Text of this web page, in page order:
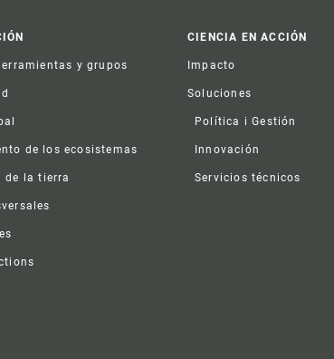
y grupos
de los ecosistemas
de la tierra
CIENCIA EN ACCIÓN
Impacto
Soluciones
Política i Gestión
Innovación
Servicios técnicos